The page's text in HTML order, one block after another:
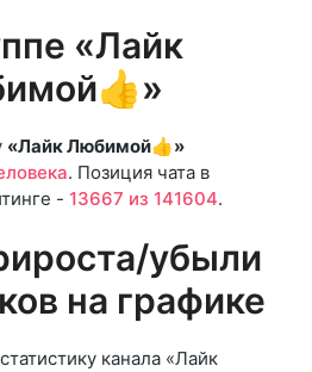
«Лайк
«Лайк Любимой👍»
. Позиция чата в
- 13667 из 141604.
убыли
на графике
канала «Лайк